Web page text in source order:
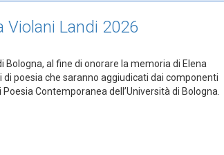
Violani Landi 2026
Bologna, al fine di onorare la memoria di Elena
poesia che saranno aggiudicati dai componenti
Contemporanea dell’Università di Bologna.